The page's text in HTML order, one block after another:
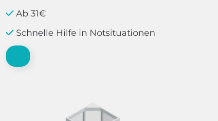
Ab 31€
Schnelle Hilfe in Notsituationen